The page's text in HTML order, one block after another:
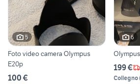
5
Foto video camera Olympus
E20p
100 €
6
199 €
Collegno